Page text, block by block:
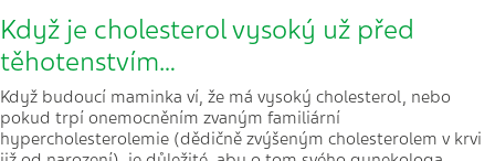
Když je cholesterol vysoký už před
těhotenstvím…
Když budoucí maminka ví, že má vysoký cholesterol, nebo
pokud trpí onemocněním zvaným familiární
hypercholesterolemie (dědičně zvýšeným cholesterolem v krvi